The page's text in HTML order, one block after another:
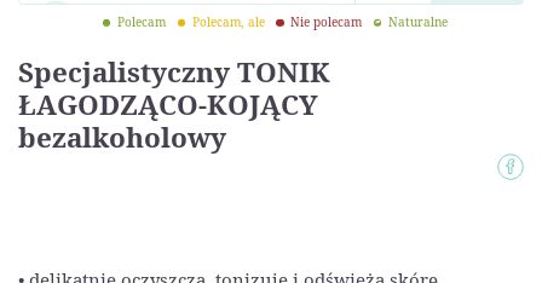
Specjalistyczny TONIK
ŁAGODZĄCO-KOJĄCY
bezalkoholowy
Polecam Polecam, ale Nie polecam Naturalne